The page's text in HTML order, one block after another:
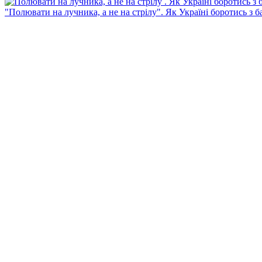
"Полювати на лучника, а не на стрілу". Як Україні боротись з